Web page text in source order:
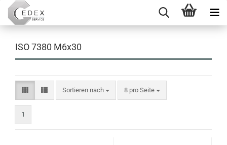
ISO 7380 M6x30
Sortieren nach
Sortieren nach 8 pro Seite
pro Seite
1